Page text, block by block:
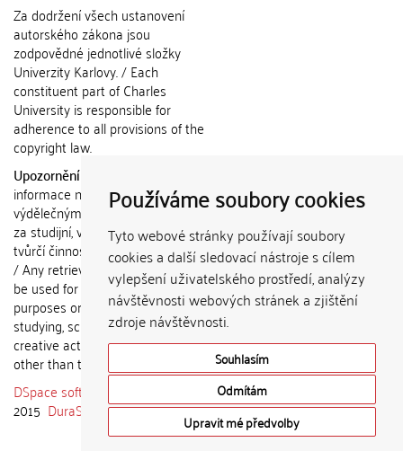
Používáme soubory cookies
Tyto webové stránky používají soubory
cookies a další sledovací nástroje s cílem
vylepšení uživatelského prostředí, analýzy
návštěvnosti webových stránek a zjištění
zdroje návštěvnosti.
Souhlasím
Odmítám
Upravit mé předvolby
Za dodržení všech ustanovení
autorského zákona jsou
zodpovědné jednotlivé složky
Univerzity Karlovy. / Each
constituent part of Charles
University is responsible for
adherence to all provisions of the
copyright law.
Upozornění / Notice:
informace nemohou být použity k
výdělečným účelům nebo vydávány
za studijní, vědeckou nebo jinou
tvůrčí činnost jiné osoby než autora.
/ Any retrieved information shall not
be used for any commercial
purposes or claimed as results of
studying, scientific or any other
creative activities of any person
other than the author.
DSpace software
copyright © 2002-
2015 DuraSpace